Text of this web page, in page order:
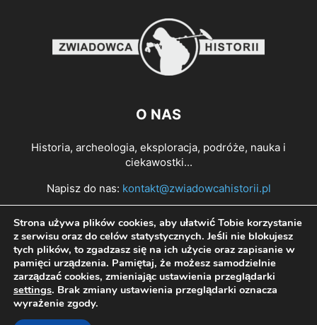
O NAS
Historia, archeologia, eksploracja, podróże, nauka i
ciekawostki...
Napisz do nas: kontakt@zwiadowcahistorii.pl
PODĄŻAJ ZA NAMI
Strona używa plików cookies, aby ułatwić Tobie korzystanie
z serwisu oraz do celów statystycznych. Jeśli nie blokujesz
tych plików, to zgadzasz się na ich użycie oraz zapisanie w
pamięci urządzenia. Pamiętaj, że możesz samodzielnie
zarządzać cookies, zmieniając ustawienia przeglądarki
settings. Brak zmiany ustawienia przeglądarki oznacza
wyrażenie zgody.